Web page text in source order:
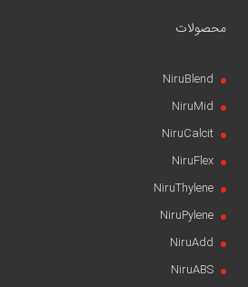
محصولات
NiruBlend
NiruMid
NiruCalcit
NiruFlex
NiruThylene
NiruPylene
NiruAdd
NiruABS